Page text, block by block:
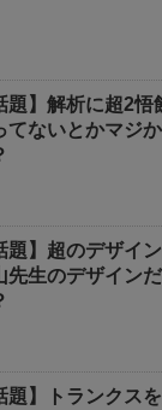
題】解析に超2
てないとかマジ
題】超のデザイ
先生のデザイン
題】トランクス